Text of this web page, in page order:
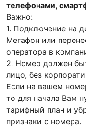
телефонами,
Важно:
1. Подключение на
Мегафон или
оператора в
2. Номер должен
лицо, без
Если на вашем
то для начала Вам
тарифный план и
признаки с номера.